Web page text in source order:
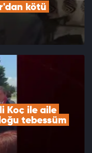
kötü
Koç ile aile
tebessüm